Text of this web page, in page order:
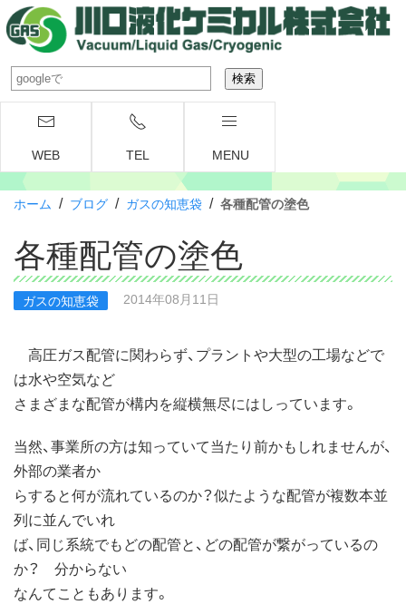
WEB TEL MENU
ホーム / ブログ / ガスの知恵袋 / 各種配管の塗色
各種配管の塗色
ガスの知恵袋 2014年08月11日
高圧ガス配管に関わらず、プラントや大型の工場などで
は水や空気など
さまざまな配管が構内を縦横無尽にはしっています。
当然、事業所の方は知っていて当たり前かもしれませんが、
外部の業者か
らすると何が流れているのか？似たような配管が複数本並
列に並んでいれ
ば、同じ系統でもどの配管と、どの配管が繋がっているの
か？ 分からない
なんてこともあります。